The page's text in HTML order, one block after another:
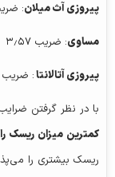
پیروزی آث میلان: ضریب
مساوی: ضریب ۳٫۵۷
پیروزی آتالانتا: ضریب ۲٫۶۲
با در نظر گرفتن
کمترین میزان ریسک
ریسک بیشتری را